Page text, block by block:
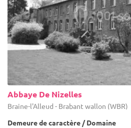
Abbaye De Nizelles
Braine-l'Alleud - Brabant wallon (WBR)
Demeure de caractère / Domaine